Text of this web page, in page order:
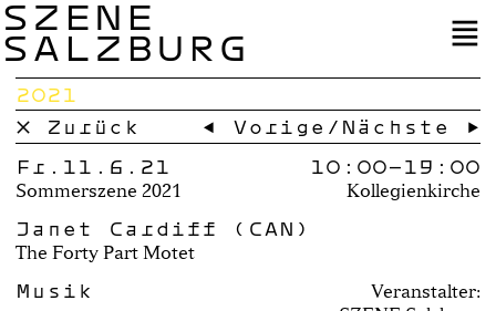
SZENE
SALZBURG
2021
× Zurück
← Vorige / Nächste →
Fr.11.6.21
Sommerszene 2021
10:00–19:00
Kollegienkirche
Janet Cardiff (CAN)
The Forty Part Motet
Musik
Veranstalter: